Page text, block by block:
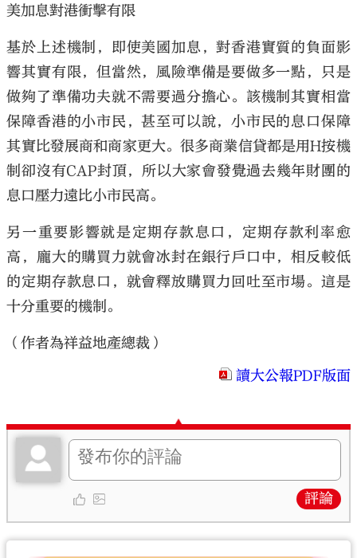
美加息對港衝擊有限
基於上述機制，即使美國加息，對香港實質的負面影
響其實有限，但當然，風險準備是要做多一點，只是
做夠了準備功夫就不需要過分擔心。該機制其實相當
保障香港的小市民，甚至可以說，小市民的息口保障
其實比發展商和商家更大。很多商業信貸都是用H按機
制卻沒有CAP封頂，所以大家會發覺過去幾年財團的
息口壓力遠比小市民高。
另一重要影響就是定期存款息口，定期存款利率愈
高，龐大的購買力就會冰封在銀行戶口中，相反較低
的定期存款息口，就會釋放購買力回吐至市場。這是
十分重要的機制。
（作者為祥益地產總裁）
讀大公報PDF版面
評論